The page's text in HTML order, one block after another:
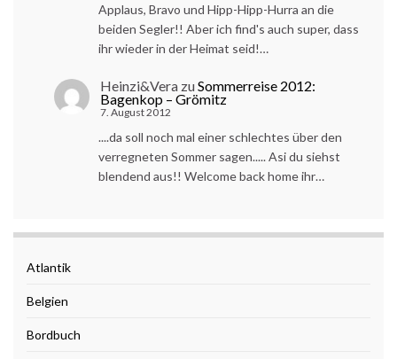
Applaus, Bravo und Hipp-Hipp-Hurra an die
beiden Segler!! Aber ich find's auch super, dass
ihr wieder in der Heimat seid!…
Heinzi&Vera zuSommerreise 2012:
Bagenkop – Grömitz
7. August 2012
....da soll noch mal einer schlechtes über den
verregneten Sommer sagen..... Asi du siehst
blendend aus!! Welcome back home ihr…
Atlantik
Belgien
Bordbuch